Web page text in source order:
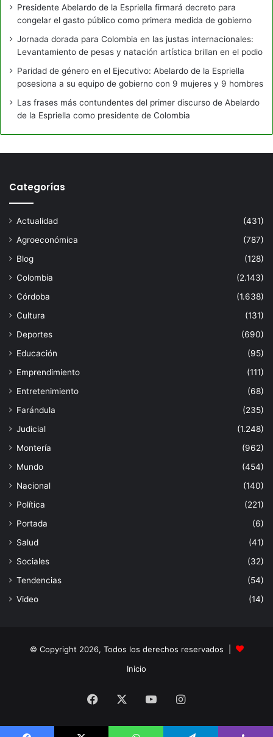
Presidente Abelardo de la Espriella firmará decreto para
congelar el gasto público como primera medida de gobierno
Jornada dorada para Colombia en las justas internacionales:
Levantamiento de pesas y natación artística brillan en el podio
Paridad de género en el Ejecutivo: Abelardo de la Espriella
posesiona a su equipo de gobierno con 9 mujeres y 9 hombres
Las frases más contundentes del primer discurso de Abelardo
de la Espriella como presidente de Colombia
Categorías
Actualidad
(431)
Agroeconómica
(787)
Blog
(128)
Colombia
(2.143)
Córdoba
(1.638)
Cultura
(131)
Deportes
(690)
Educación
(95)
Emprendimiento
(111)
Entretenimiento
(68)
Farándula
(235)
Judicial
(1.248)
Montería
(962)
Mundo
(454)
Nacional
(140)
Política
(221)
Portada
(6)
Salud
(41)
Sociales
(32)
Tendencias
(54)
Video
(14)
© Copyright 2026, Todos los derechos reservados |
Inicio
Facebook YouTubeInstagram